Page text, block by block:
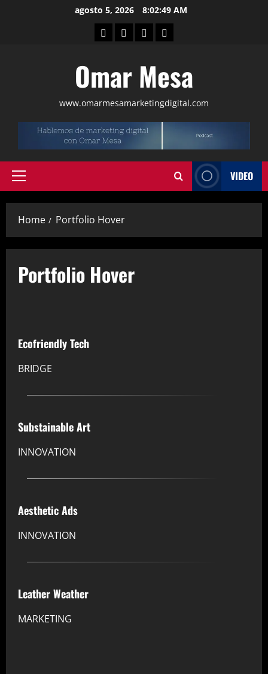
agosto 5, 2026 8:02:49 AM
Omar Mesa
www.omarmesamarketingdigital.com
VIDEO
Home Portfolio Hover
Portfolio Hover
Ecofriendly Tech
BRIDGE
Substainable Art
INNOVATION
Aesthetic Ads
INNOVATION
Leather Weather
MARKETING